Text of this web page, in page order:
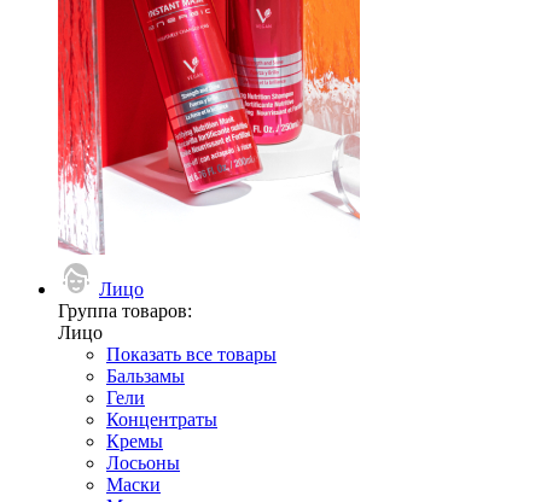
Лицо
Группа товаров:
Лицо
Показать все товары
Бальзамы
Гели
Концентраты
Кремы
Лосьоны
Маски